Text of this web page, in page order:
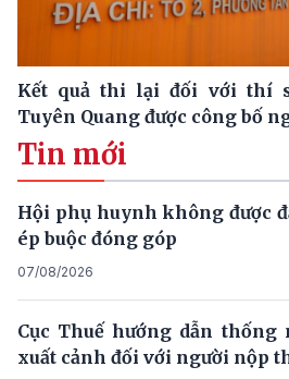
Kết quả thi lại đối với thí
Tuyên Quang được công bố
Tin mới
Hội phụ huynh không được
ép buộc đóng góp
07/08/2026
Cục Thuế hướng dẫn thống
xuất cảnh đối với người nộp